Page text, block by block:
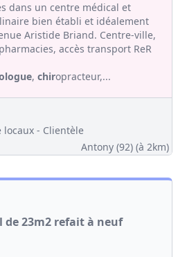
dans un centre médical et
bien établi et idéalement
Aristide Briand. Centre-ville,
accès transport ReR
, chiropracteur,...
locaux - Clientèle
Antony (92) (à 2km)
de 23m2 refait à neuf